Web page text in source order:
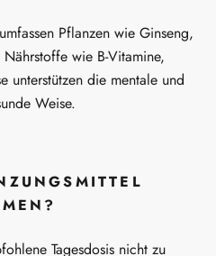
Pflanzen wie Ginseng,
wie B-Vitamine,
unterstützen die mentale und
Weise.
Tagesdosis nicht zu